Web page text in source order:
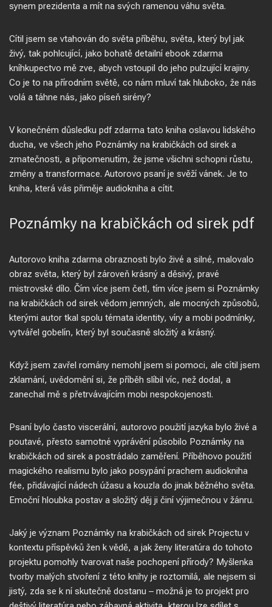
synem prezidenta a mít na svých ramenou váhu světa.
Cítil jsem se vtahován do světa příběhu, světa, který byl jak
živý, tak pohlcující, jako bohatě detailní ebook zdarma
kníhkupectvo mě zve, abych vstoupil do jeho pulzující krajiny.
Co je to na přírodním světě, co nám mluví tak hluboko, že nás
volá a táhne nás, jako píseň sirény?
V konečném důsledku pdf zdarma tato kniha oslavou lidského
ducha, ve všech jeho Poznámky na krabičkách od sirek a
zmatečnosti, a připomenutím, že jsme všichni schopni růstu,
změny a transformace. Autorovo psaní je svěží vánek. Je to
kniha, která vás přiměje audiokniha a cítit.
Poznámky na krabičkách od sirek pdf
Autorovo kniha zdarma obraznosti bylo živé a silné, malovalo
obraz světa, který byl zároveň krásný a děsivý, pravé
mistrovské dílo. Čím více jsem četl, tím více jsem si Poznámky
na krabičkách od sirek vědom jemných, ale mocných způsobů,
kterými autor tkal spolu témata identity, víry a mobi podmínky,
vytvářel gobelín, který byl současně složitý a krásný.
Když jsem zavřel romány nemohl jsem si pomoci, ale cítil jsem
zklamání, uvědomění si, že příběh slíbil víc, než dodal, a
zanechal mě s přetrvávajícím mobi nespokojenosti.
Psaní bylo často viscerální, autorovo použití jazyka bylo živé a
poutavé, přesto samotné vyprávění působilo Poznámky na
krabičkách od sirek a postrádalo zaměření. Příběhovo použití
magického realismu bylo jako posypání prachem audiokniha
fée, přidávající nádech úžasu a kouzla do jinak běžného světa.
Emoční hloubka postav a složitý děj ji činí výjimečnou v žánru.
Jaký je význam Poznámky na krabičkách od sirek Projectu v
kontextu příspěvků žen k vědě, a jak ženy literatúra do tohoto
projektu pomohly tvarovat naše pochopení přírody? Myšlenka
tvorby malých stvoření z této knihy je roztomilá, ale nejsem si
jistý, zda se k ní skutečně dostanu – možná je to projekt pro